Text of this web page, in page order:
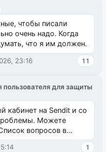
чтобы писали
очень надо. Когда
что я им должен.
23:16 11
пользователя для защиты
кабинет на Sendit и со
Можете
вопросов в
пока пуст, и,...
1